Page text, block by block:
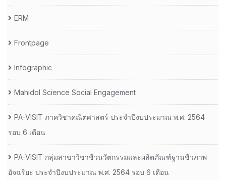
ERM
Frontpage
Infographic
Mahidol Science Social Engagement
PA-VISIT ภาควิชาคณิตศาสตร์ ประจำปีงบประมาณ พ.ศ. 2564
รอบ 6 เดือน
PA-VISIT กลุ่มสาขาวิชาชีวนวัตกรรมและผลิตภัณฑ์ฐานชีวภาพ
อัจฉริยะ ประจำปีงบประมาณ พ.ศ. 2564 รอบ 6 เดือน